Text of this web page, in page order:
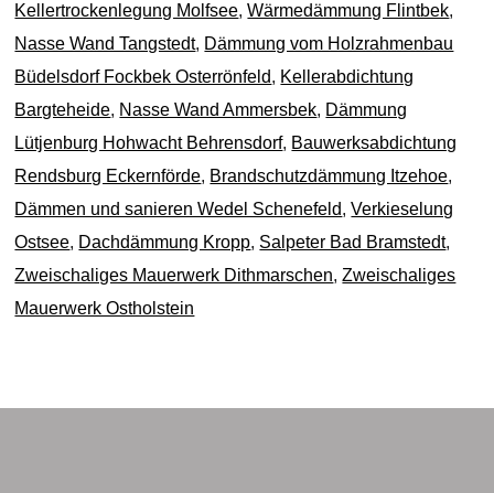
Kellertrockenlegung Molfsee,Wärmedämmung Flintbek,
Nasse Wand Tangstedt, Dämmung vom Holzrahmenbau
Büdelsdorf Fockbek Osterrönfeld, Kellerabdichtung
Bargteheide, Nasse Wand Ammersbek, Dämmung
Lütjenburg Hohwacht Behrensdorf, Bauwerksabdichtung
Rendsburg Eckernförde, Brandschutzdämmung Itzehoe,
Dämmen und sanieren Wedel Schenefeld,Verkieselung
Ostsee, Dachdämmung Kropp, Salpeter Bad Bramstedt,
Zweischaliges Mauerwerk Dithmarschen,Zweischaliges
Mauerwerk Ostholstein